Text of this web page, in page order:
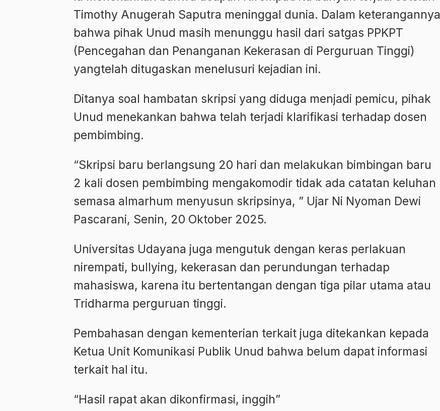
Timothy Anugerah Saputra meninggal dunia. Dalam keterangannya
bahwa pihak Unud masih menunggu hasil dari satgas PPKPT
(Pencegahan dan Penanganan Kekerasan di Perguruan Tinggi)
yangtelah ditugaskan menelusuri kejadian ini.
Ditanya soal hambatan skripsi yang diduga menjadi pemicu, pihak
Unud menekankan bahwa telah terjadi klarifikasi terhadap dosen
pembimbing.
“Skripsi baru berlangsung 20 hari dan melakukan bimbingan baru
2 kali dosen pembimbing mengakomodir tidak ada catatan keluhan
semasa almarhum menyusun skripsinya, ” Ujar Ni Nyoman Dewi
Pascarani, Senin, 20 Oktober 2025.
Universitas Udayana juga mengutuk dengan keras perlakuan
nirempati, bullying, kekerasan dan perundungan terhadap
mahasiswa, karena itu bertentangan dengan tiga pilar utama atau
Tridharma perguruan tinggi.
Pembahasan dengan kementerian terkait juga ditekankan kepada
Ketua Unit Komunikasi Publik Unud bahwa belum dapat informasi
terkait hal itu.
“Hasil rapat akan dikonfirmasi, inggih”